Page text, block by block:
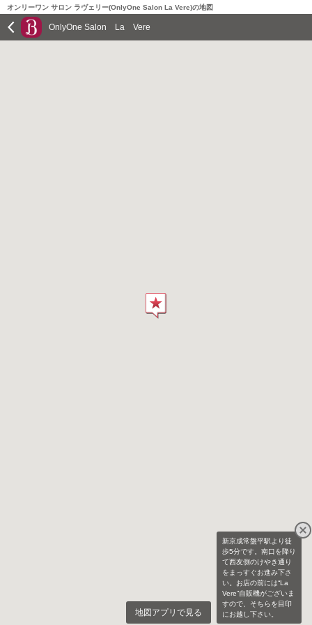
オンリーワン サロン ラヴェリー(OnlyOne Salon La Vere)の地図
OnlyOne Salon La Vere
新京成常盤平駅より徒
歩5分です。南口を降り
て西友側のけやき通り
をまっすぐお進み下さ
い。お店の前には“La
Vere”自販機がございま
すので、そちらを目印
にお越し下さい。
地図アプリで見る